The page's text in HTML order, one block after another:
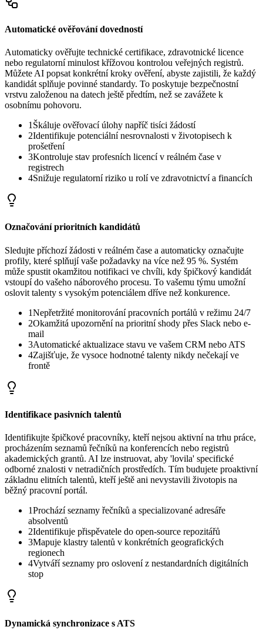
Automatické ověřování dovedností
Automaticky ověřujte technické certifikace, zdravotnické licence
nebo regulatorní minulost křížovou kontrolou veřejných registrů.
Můžete AI popsat konkrétní kroky ověření, abyste zajistili, že každý
kandidát splňuje povinné standardy. To poskytuje bezpečnostní
vrstvu založenou na datech ještě předtím, než se zavážete k
osobnímu pohovoru.
1 Škáluje ověřovací úlohy napříč tisíci žádostí
2Identifikuje potenciální nesrovnalosti v životopisech k
prošetření
3Kontroluje stav profesních licencí v reálném čase v
registrech
4Snižuje regulatorní riziko u rolí ve zdravotnictví a financích
Označování prioritních kandidátů
Sledujte příchozí žádosti v reálném čase a automaticky označujte
profily, které splňují vaše požadavky na více než 95 %. Systém
může spustit okamžitou notifikaci ve chvíli, kdy špičkový kandidát
vstoupí do vašeho náborového procesu. To vašemu týmu umožní
oslovit talenty s vysokým potenciálem dříve než konkurence.
1Nepřetržité monitorování pracovních portálů v režimu 24/7
2Okamžitá upozornění na prioritní shody přes Slack nebo e-
mail
3Automatické aktualizace stavu ve vašem CRM nebo ATS
4Zajišťuje, že vysoce hodnotné talenty nikdy nečekají ve
frontě
Identifikace pasivních talentů
Identifikujte špičkové pracovníky, kteří nejsou aktivní na trhu práce,
procházením seznamů řečníků na konferencích nebo registrů
akademických grantů. AI lze instruovat, aby 'lovila' specifické
odborné znalosti v netradičních prostředích. Tím budujete proaktivní
základnu elitních talentů, kteří ještě ani nevystavili životopis na
běžný pracovní portál.
1Prochází seznamy řečníků a specializované adresáře
absolventů
2Identifikuje přispěvatele do open-source repozitářů
3Mapuje klastry talentů v konkrétních geografických
regionech
4Vytváří seznamy pro oslovení z nestandardních digitálních
stop
Dynamická synchronizace s ATS